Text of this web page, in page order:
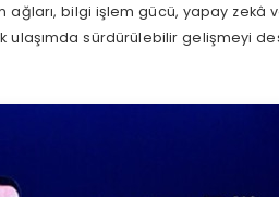
ağları, bilgi işlem gücü, yapay
ulaşımda sürdürülebilir gelişmeyi